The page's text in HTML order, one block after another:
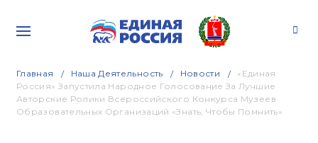
Главная Наша Деятельность Новости
«Единая
Россия» Запустила Народное Голосование За Лучшие
Авторские Ролики Всероссийского Конкурса Музеев
Образовательных Организаций «Знать, Чтобы Помнить»